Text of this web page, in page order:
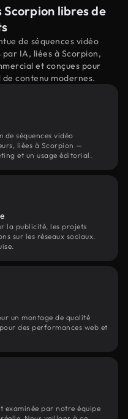
Scorpion libres de
de séquences vidéo
IA, liées à Scorpion,
et conçues pour
contenu modernes.
de séquences vidéo
liées à Scorpion —
et un usage éditorial.
la publicité, les projets
sur les réseaux sociaux.
un montage de qualité
des performances web et
examinée par notre équipe